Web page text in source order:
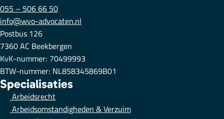
055 – 506 66 50
info@wvo-advocaten.nl
Postbus 126
7360 AC Beekbergen
KvK-nummer: 70499993
BTW-nummer: NL858345869B01
Specialisaties
Arbeidsrecht
Arbeidsomstandigheden & Verzuim